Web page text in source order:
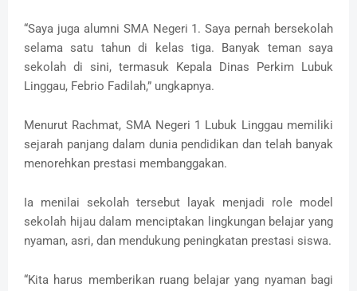
“Saya juga alumni SMA Negeri 1. Saya pernah bersekolah
selama satu tahun di kelas tiga. Banyak teman saya
sekolah di sini, termasuk Kepala Dinas Perkim Lubuk
Linggau, Febrio Fadilah,” ungkapnya.
Menurut Rachmat, SMA Negeri 1 Lubuk Linggau memiliki
sejarah panjang dalam dunia pendidikan dan telah banyak
menorehkan prestasi membanggakan.
Ia menilai sekolah tersebut layak menjadi role model
sekolah hijau dalam menciptakan lingkungan belajar yang
nyaman, asri, dan mendukung peningkatan prestasi siswa.
“Kita harus memberikan ruang belajar yang nyaman bagi